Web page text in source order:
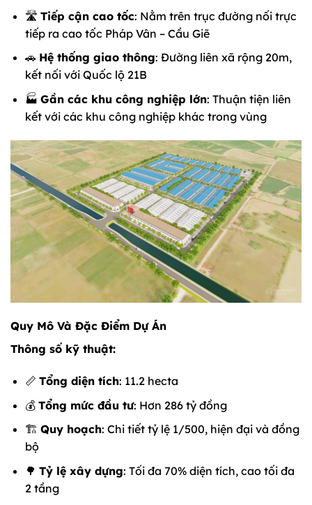
🛣️ Tiếp cận cao tốc: Nằm trên trục đường nối trực
tiếp ra cao tốc Pháp Vân – Cầu Giẽ
🚗 Hệ thống giao thông: Đường liên xã rộng 20m,
kết nối với Quốc lộ 21B
🏭 Gần các khu công nghiệp lớn: Thuận tiện liên
kết với các khu công nghiệp khác trong vùng
Quy Mô Và Đặc Điểm Dự Án
Thông số kỹ thuật:
📏 Tổng diện tích: 11.2 hecta
💰 Tổng mức đầu tư: Hơn 286 tỷ đồng
🏗️ Quy hoạch: Chi tiết tỷ lệ 1/500, hiện đại và đồng
bộ
🌳 Tỷ lệ xây dựng: Tối đa 70% diện tích, cao tối đa
2 tầng